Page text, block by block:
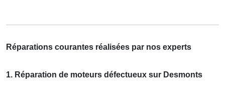
Réparations courantes réalisées par nos experts
1. Réparation de moteurs défectueux sur Desmonts